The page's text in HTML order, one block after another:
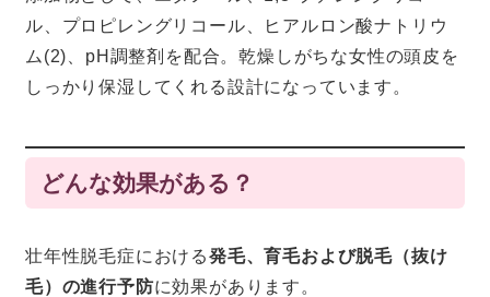
ル、プロピレングリコール、ヒアルロン酸ナトリウ
ム(2)、pH調整剤を配合。乾燥しがちな女性の頭皮を
しっかり保湿してくれる設計になっています。
どんな効果がある？
壮年性脱毛症における発毛、育毛および脱毛（抜け
毛）の進行予防に効果があります。